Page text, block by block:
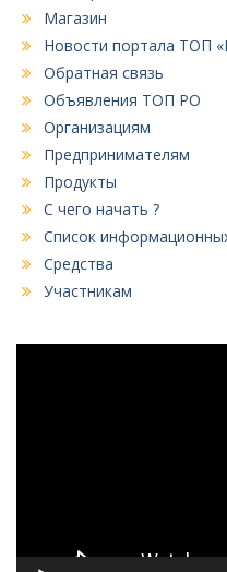
Магазин
Новости портала ТОП
Обратная связь
Объявления ТОП РО
Организациям
Предпринимателям
Продукты
С чего начать ?
Список
Средства
Участникам